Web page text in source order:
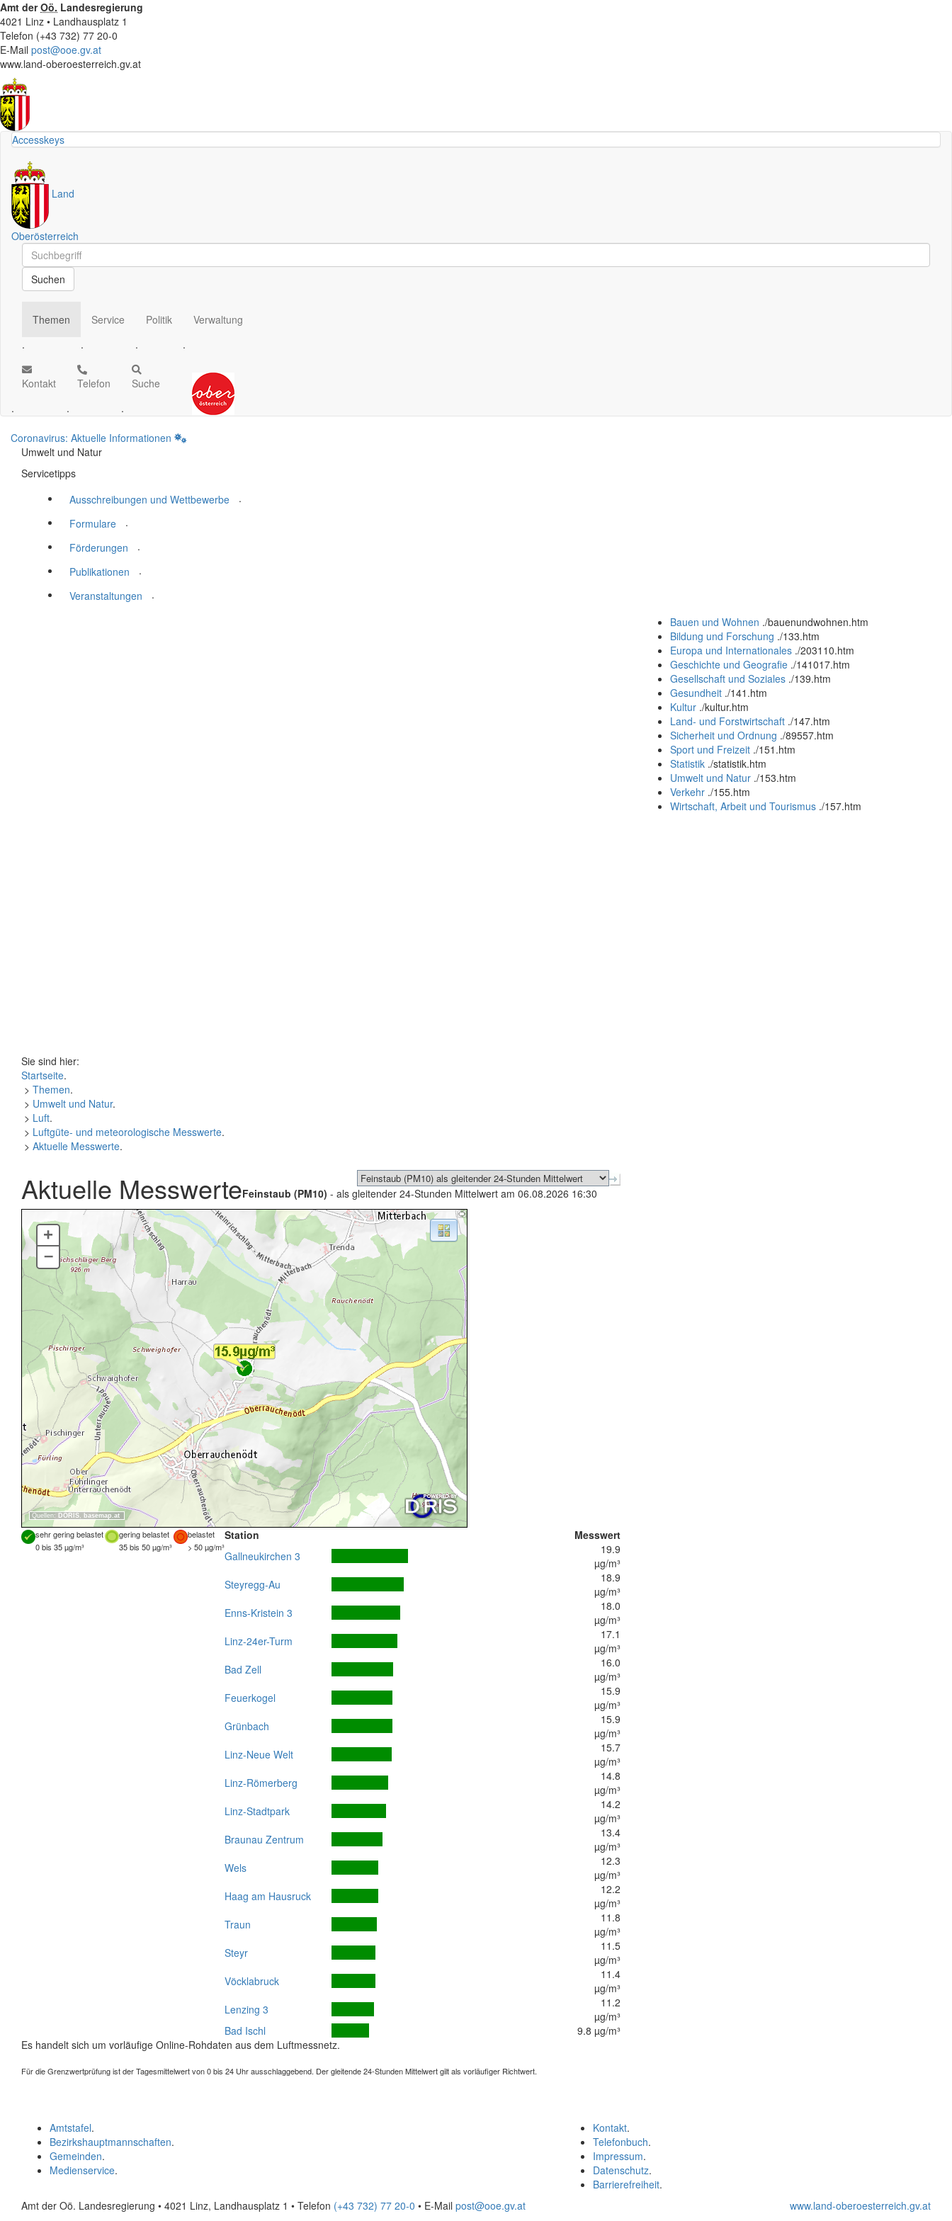
Amt derOö. Landesregierung
4021 Linz • Landhausplatz 1
Telefon (+43 732) 77 20-0
E-Mail post@ooe.gv.at
www.land-oberoesterreich.gv.at
Accesskeys
Land
Oberösterreich
Schnellsuche
Schnellsuche
Suchen
Themen
.
Service
.
Politik
.
Verwaltung
.
Kontakt
.
Telefon
.
Suche
.
Coronavirus: Aktuelle Informationen
Umwelt und Natur
Servicetipps
Ausschreibungen und Wettbewerbe
.
Formulare
.
Förderungen
.
Publikationen
.
Veranstaltungen
.
Bauen und Wohnen ./bauenundwohnen.htm
Bildung und Forschung ./133.htm
Europa und Internationales ./203110.htm
Geschichte und Geografie ./141017.htm
Gesellschaft und Soziales ./139.htm
Gesundheit ./141.htm
Kultur ./kultur.htm
Land- und Forstwirtschaft ./147.htm
Sicherheit und Ordnung ./89557.htm
Sport und Freizeit ./151.htm
Statistik ./statistik.htm
Umwelt und Natur ./153.htm
Verkehr ./155.htm
Wirtschaft, Arbeit und Tourismus ./157.htm
Sie sind hier:
Startseite.
> Themen.
> Umwelt und Natur.
> Luft.
> Luftgüte- und meteorologische Messwerte.
> Aktuelle Messwerte.
Aktuelle MesswerteFeinstaub (PM10) - als gleitender 24-Stunden Mittelwert am 06.08.2026 16:30
Quellen: DORIS, basemap.at
+
–
sehr gering belastet gering belastet
belastet
0 bis 35 µg/m³
35 bis 50 µg/m³ > 50 µg/m³
Station
Messwert
Gallneukirchen 3
19.9
µg/m³
Steyregg-Au
18.9
µg/m³
Enns-Kristein 3
18.0
µg/m³
Linz-24er-Turm
17.1
µg/m³
Bad Zell
16.0
µg/m³
Feuerkogel
15.9
µg/m³
Grünbach
15.9
µg/m³
Linz-Neue Welt
15.7
µg/m³
Linz-Römerberg
14.8
µg/m³
Linz-Stadtpark
14.2
µg/m³
Braunau Zentrum
13.4
µg/m³
Wels
12.3
µg/m³
Haag am Hausruck
12.2
µg/m³
Traun
11.8
µg/m³
Steyr
11.5
µg/m³
Vöcklabruck
11.4
µg/m³
Lenzing 3
11.2
µg/m³
Bad Ischl
9.8 µg/m³
Es handelt sich um vorläufige Online-Rohdaten aus dem Luftmessnetz.
Für die Grenzwertprüfung ist der Tagesmittelwert von 0 bis 24 Uhr ausschlaggebend. Der gleitende 24-Stunden Mittelwert gilt als vorläufiger Richtwert.
Kontakt.
Telefonbuch.
Impressum.
Datenschutz.
Barrierefreiheit.
Amtstafel.
Bezirkshauptmannschaften.
Gemeinden.
Medienservice.
Amt der Oö. Landesregierung • 4021 Linz, Landhausplatz 1 • Telefon (+43 732) 77 20-0 • E-Mail post@ooe.gv.at www.land-oberoesterreich.gv.at